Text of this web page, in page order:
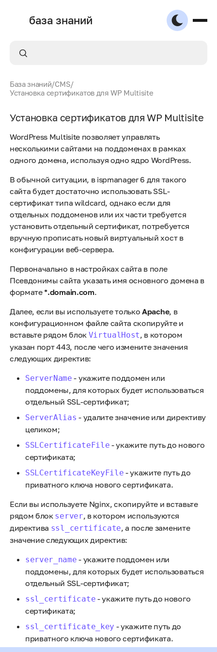
база знаний
База знаний/CMS/
Установка сертификатов для WP Multisite
Установка сертификатов для WP Multisite
WordPress Multisite позволяет управлять
несколькими сайтами на поддоменах в рамках
одного домена, используя одно ядро WordPress.
В обычной ситуации, в ispmanager 6 для такого
сайта будет достаточно использовать SSL-
сертификат типа wildcard, однако если для
отдельных поддоменов или их части требуется
установить отдельный сертификат, потребуется
вручную прописать новый виртуальный хост в
конфигурации веб-сервера.
Первоначально в настройках сайта в поле
Псевдонимы сайта указать имя основного домена в
формате *.domain.com.
Далее, если вы используете толькоApache, в
конфигурационном файле сайта скопируйте и
вставьте рядом блок VirtualHost, в котором
указан порт 443, после чего измените значения
следующих директив:
ServerName - укажите поддомен или
поддомены, для которых будет использоваться
отдельный SSL-сертификат;
ServerAlias - удалите значение или директиву
целиком;
SSLCertificateFile - укажите путь до нового
сертификата;
SSLCertificateKeyFile - укажите путь до
приватного ключа нового сертификата.
Если вы используете Nginx, скопируйте и вставьте
рядом блок server, в котором используются
директива ssl_certificate, а после замените
значение следующих директив:
server_name - укажите поддомен или
поддомены, для которых будет использоваться
отдельный SSL-сертификат;
ssl_certificate - укажите путь до нового
сертификата;
ssl_certificate_key - укажите путь до
приватного ключа нового сертификата.